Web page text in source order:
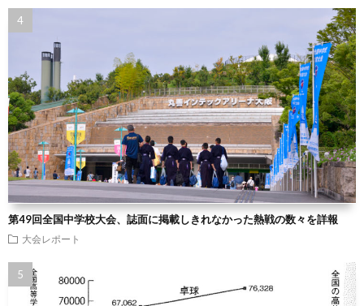
第49回全国中学校大会、誌面に掲載しきれなかった熱戦の数々を詳報
大会レポート